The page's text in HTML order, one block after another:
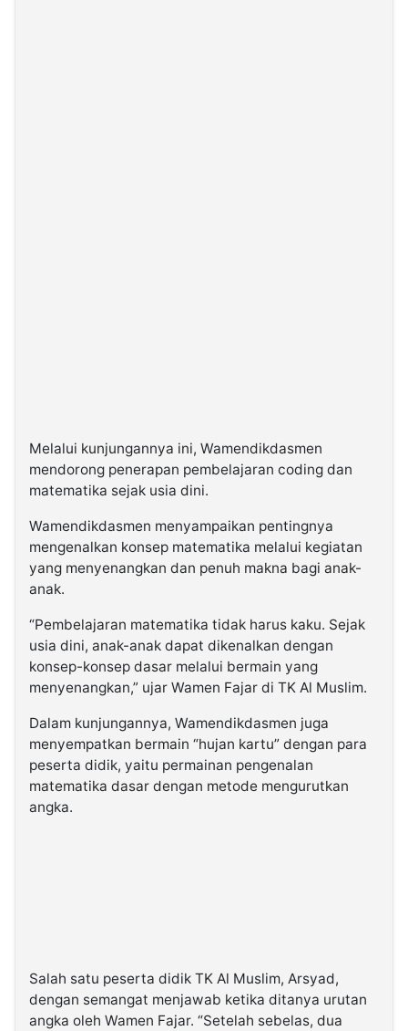
Melalui kunjungannya ini, Wamendikdasmen
mendorong penerapan pembelajaran coding dan
matematika sejak usia dini.
Wamendikdasmen menyampaikan pentingnya
mengenalkan konsep matematika melalui kegiatan
yang menyenangkan dan penuh makna bagi anak-
anak.
“Pembelajaran matematika tidak harus kaku. Sejak
usia dini, anak-anak dapat dikenalkan dengan
konsep-konsep dasar melalui bermain yang
menyenangkan,” ujar Wamen Fajar di TK Al Muslim.
Dalam kunjungannya, Wamendikdasmen juga
menyempatkan bermain “hujan kartu” dengan para
peserta didik, yaitu permainan pengenalan
matematika dasar dengan metode mengurutkan
angka.
Salah satu peserta didik TK Al Muslim, Arsyad,
dengan semangat menjawab ketika ditanya urutan
angka oleh Wamen Fajar. “Setelah sebelas, dua